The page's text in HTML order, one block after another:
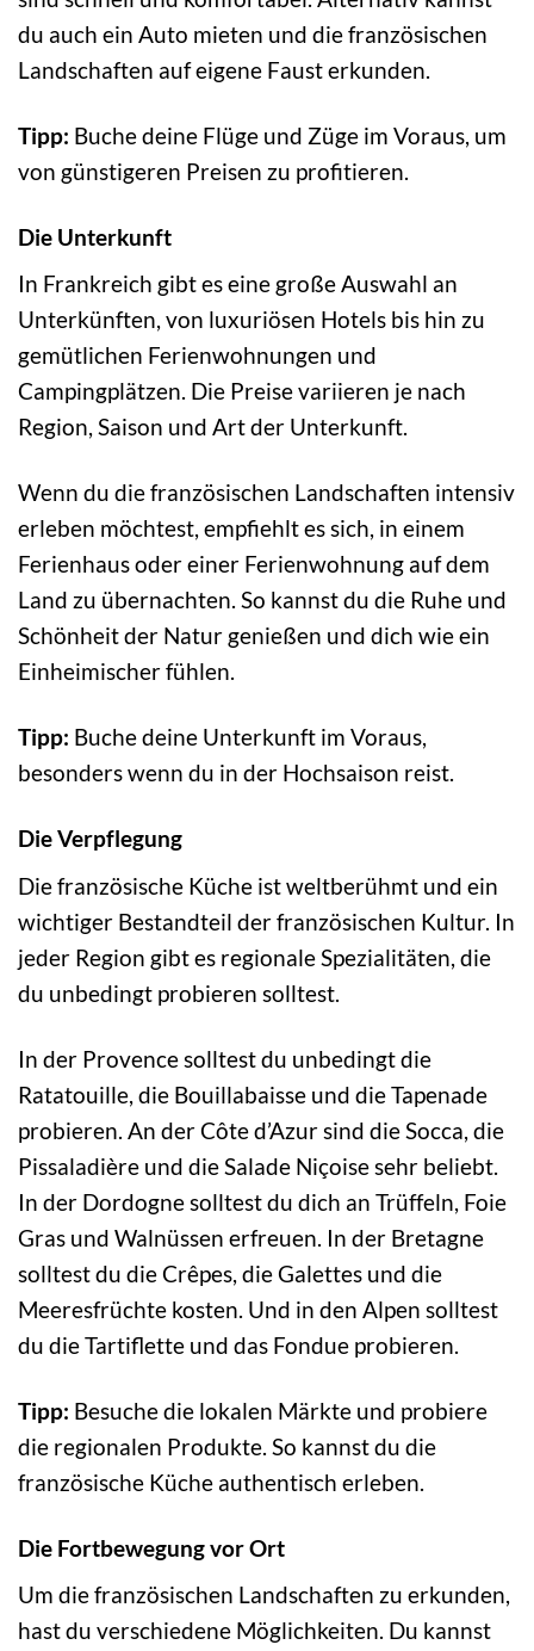
du auch ein Auto mieten und die französischen
Landschaften auf eigene Faust erkunden.
Tipp: Buche deine Flüge und Züge im Voraus, um
von günstigeren Preisen zu profitieren.
Die Unterkunft
In Frankreich gibt es eine große Auswahl an
Unterkünften, von luxuriösen Hotels bis hin zu
gemütlichen Ferienwohnungen und
Campingplätzen. Die Preise variieren je nach
Region, Saison und Art der Unterkunft.
Wenn du die französischen Landschaften intensiv
erleben möchtest, empfiehlt es sich, in einem
Ferienhaus oder einer Ferienwohnung auf dem
Land zu übernachten. So kannst du die Ruhe und
Schönheit der Natur genießen und dich wie ein
Einheimischer fühlen.
Tipp: Buche deine Unterkunft im Voraus,
besonders wenn du in der Hochsaison reist.
Die Verpflegung
Die französische Küche ist weltberühmt und ein
wichtiger Bestandteil der französischen Kultur. In
jeder Region gibt es regionale Spezialitäten, die
du unbedingt probieren solltest.
In der Provence solltest du unbedingt die
Ratatouille, die Bouillabaisse und die Tapenade
probieren. An der Côte d’Azur sind die Socca, die
Pissaladière und die Salade Niçoise sehr beliebt.
In der Dordogne solltest du dich an Trüffeln, Foie
Gras und Walnüssen erfreuen. In der Bretagne
solltest du die Crêpes, die Galettes und die
Meeresfrüchte kosten. Und in den Alpen solltest
du die Tartiflette und das Fondue probieren.
Tipp: Besuche die lokalen Märkte und probiere
die regionalen Produkte. So kannst du die
französische Küche authentisch erleben.
Die Fortbewegung vor Ort
Um die französischen Landschaften zu erkunden,
hast du verschiedene Möglichkeiten. Du kannst